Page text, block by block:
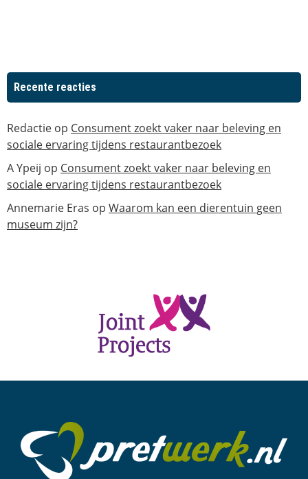
Recente reacties
Redactie op Consument zoekt vaker naar beleving en
sociale ervaring tijdens restaurantbezoek
A Ypeij op Consument zoekt vaker naar beleving en
sociale ervaring tijdens restaurantbezoek
Annemarie Eras op Waarom kan een dierentuin geen
museum zijn?